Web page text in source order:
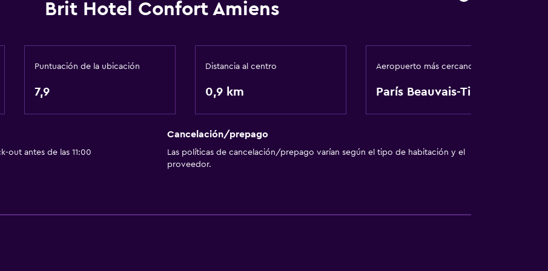
Almuerzos para llevar
Desayuno en la habitación
La comida se puede entregar en el alojamiento
Salud y seguridad
Limpieza diaria
Brit Hotel Confort Amiens
Puntuación de la ubicación
7,9
Distancia al centro
0,9 km
Aeropuerto más cercano
París Beauvais-Tillé
out antes de las 11:00
Cancelación/prepago
Las políticas de cancelación/prepago varían según el tipo de habitación y el
proveedor.